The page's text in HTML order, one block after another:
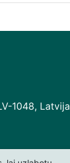
1048, Latvija